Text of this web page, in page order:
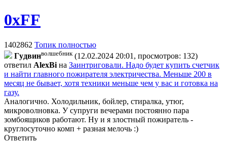
0xFF
1402862 Топик полностью
Гyдвинволшебник (12.02.2024 20:01, просмотров: 132)
ответил AlexBi на Заинтриговали. Надо будет купить счетчик
и найти главного пожирателя электричества. Меньше 200 в
месяц не бывает, хотя техники меньше чем у вас и готовка на
газу.
Аналогично. Холодильник, бойлер, стиралка, утюг,
микроволновка. У супруги вечерами постоянно пара
зомбоящиков работают. Ну и я злостный пожиратель -
круглосуточно комп + разная мелочь :)
Ответить